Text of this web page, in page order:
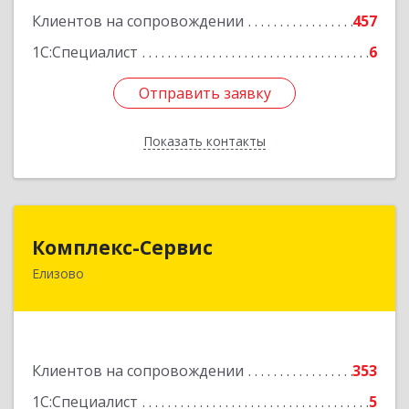
Клиентов на сопровождении
457
1С:Специалист
6
Отправить заявку
Показать контакты
Подробнее
Отправить заявку
Назад
Комплекс-Сервис
Елизово
Клиентов на сопровождении
353
1С:Специалист
5
684000, Камчатский край, Елизовский р-н,